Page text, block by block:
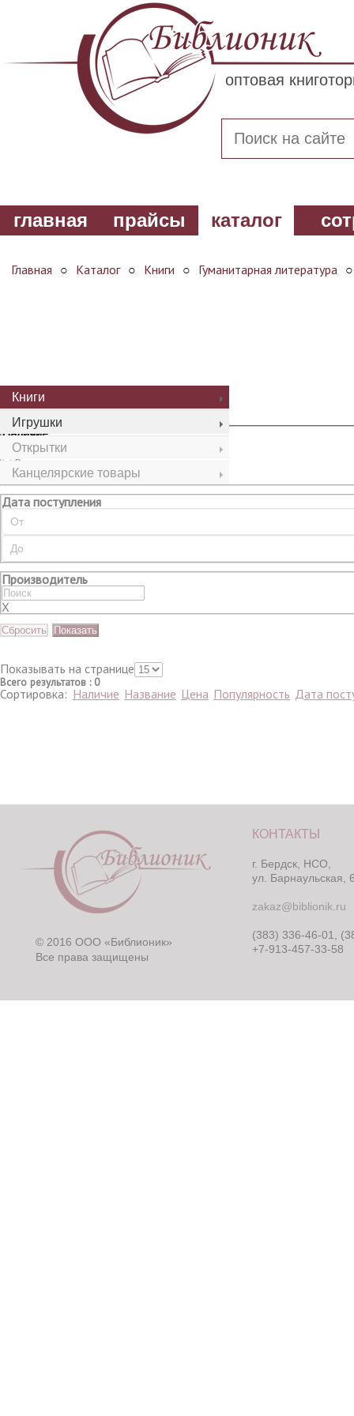
оптовая
главная прайсы каталог
Главная ○ Каталог ○ Книги ○ Гуманитарная литература ○
Книги
Игрушки
Открытки
Канцелярские товары
Сбросить
Наличие
Все
В наличии
Нет в наличии
Дата поступления
Производитель
X
Сбросить Показать
Показывать на странице
Всего результатов : 0
Сортировка: Наличие Название Цена Популярность Дата
© 2016 ООО «Библионик»
Все права защищены
КОНТАКТЫ
г. Бердск, НСО,
ул. Барнаульская,
zakaz@biblionik.ru
(383) 336-46-01,
+7-913-457-33-58